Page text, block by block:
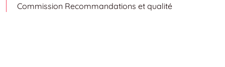
Commission Recommandations et qualité